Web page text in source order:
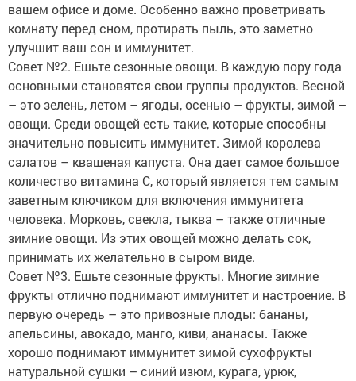
вашем офисе и доме. Особенно важно проветривать
комнату перед сном, протирать пыль, это заметно
улучшит ваш сон и иммунитет.
Совет №2. Ешьте сезонные овощи. В каждую пору года
основными становятся свои группы продуктов. Весной
– это зелень, летом – ягоды, осенью – фрукты, зимой –
овощи. Среди овощей есть такие, которые способны
значительно повысить иммунитет. Зимой королева
салатов – квашеная капуста. Она дает самое большое
количество витамина С, который является тем самым
заветным ключиком для включения иммунитета
человека. Морковь, свекла, тыква – также отличные
зимние овощи. Из этих овощей можно делать сок,
принимать их желательно в сыром виде.
Совет №3. Ешьте сезонные фрукты. Многие зимние
фрукты отлично поднимают иммунитет и настроение. В
первую очередь – это привозные плоды: бананы,
апельсины, авокадо, манго, киви, ананасы. Также
хорошо поднимают иммунитет зимой сухофрукты
натуральной сушки – синий изюм, курага, урюк,